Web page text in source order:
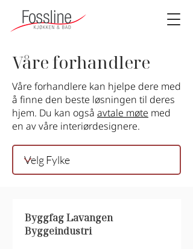
Våre forhandlere
Våre forhandlere kan hjelpe dere med
å finne den beste løsningen til deres
hjem. Du kan også avtale møte med
en av våre interiørdesignere.
Byggfag Lavangen
Byggeindustri